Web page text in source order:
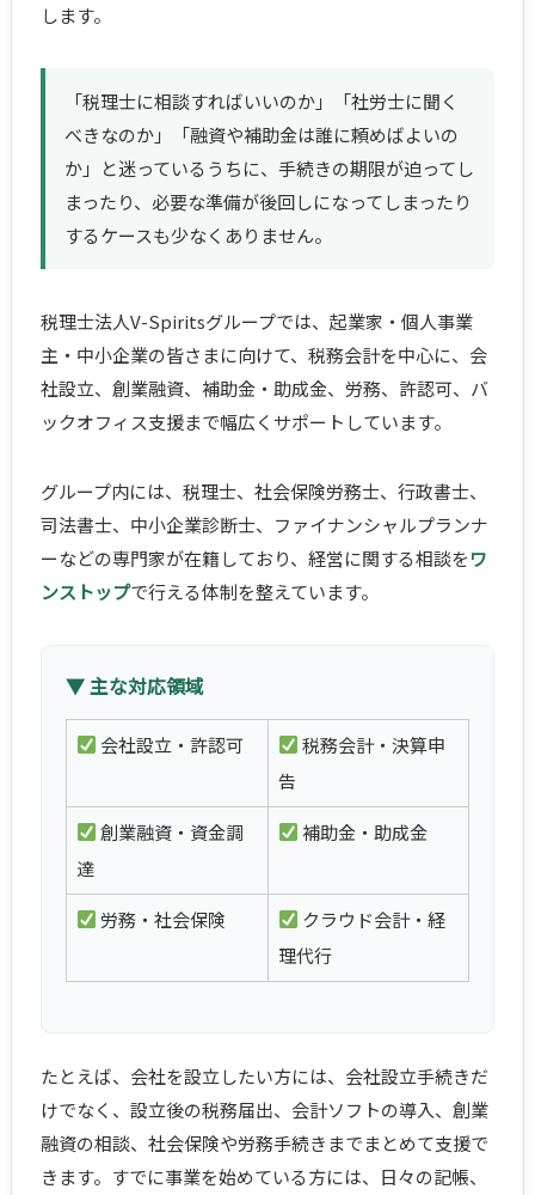
します。
「税理士に相談すればいいのか」「社労士に聞く
べきなのか」「融資や補助金は誰に頼めばよいの
か」と迷っているうちに、手続きの期限が迫ってし
まったり、必要な準備が後回しになってしまったり
するケースも少なくありません。
税理士法人V-Spiritsグループでは、起業家・個人事業
主・中小企業の皆さまに向けて、税務会計を中心に、会
社設立、創業融資、補助金・助成金、労務、許認可、バ
ックオフィス支援まで幅広くサポートしています。
グループ内には、税理士、社会保険労務士、行政書士、
司法書士、中小企業診断士、ファイナンシャルプランナ
ーなどの専門家が在籍しており、経営に関する相談をワ
ンストップで行える体制を整えています。
▼ 主な対応領域
会社設立・許認可
税務会計・決算申
告
創業融資・資金調
達
補助金・助成金
労務・社会保険
クラウド会計・経
理代行
たとえば、会社を設立したい方には、会社設立手続きだ
けでなく、設立後の税務届出、会計ソフトの導入、創業
融資の相談、社会保険や労務手続きまでまとめて支援で
きます。すでに事業を始めている方には、日々の記帳、